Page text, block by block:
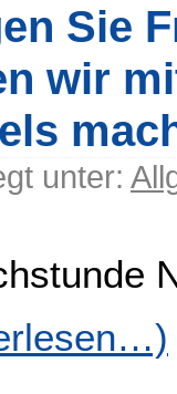
Sie
wir
unter: